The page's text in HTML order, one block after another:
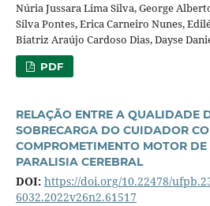
Núria Jussara Lima Silva, George
Silva Pontes, Erica Carneiro Nunes,
Biatriz Araújo Cardoso Dias, Dayse
PDF
RELAÇÃO ENTRE A QUALIDADE
SOBRECARGA DO CUIDADOR
COMPROMETIMENTO MOTOR
PARALISIA CEREBRAL
DOI: https://doi.org/10.22478/
6032.2022v26n2.61517